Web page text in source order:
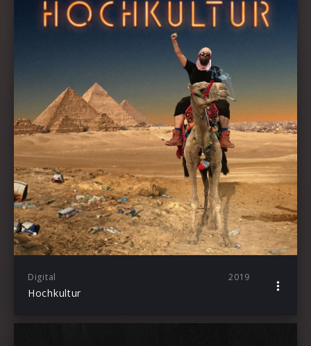
Digital 2019
Hochkultur